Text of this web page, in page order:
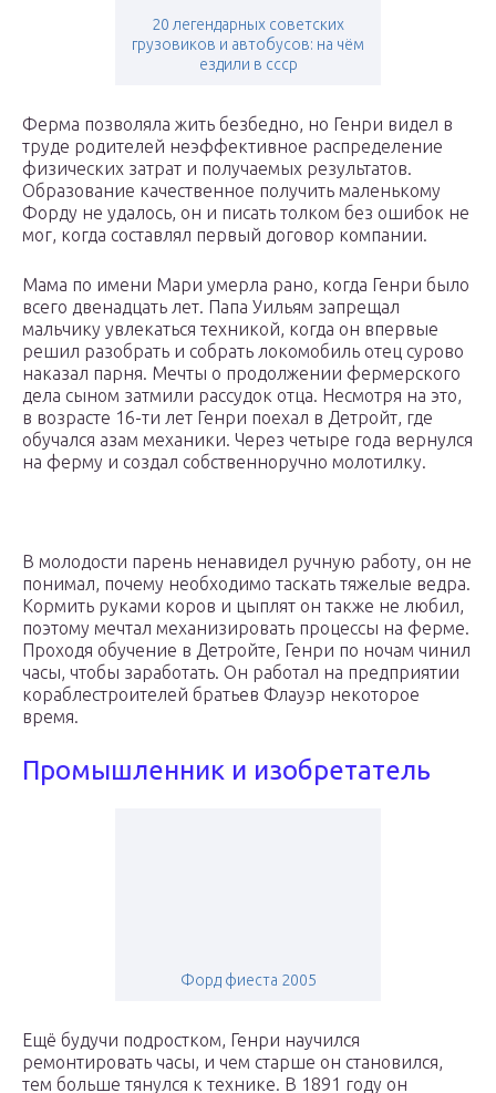
20 легендарных советских
грузовиков и автобусов: на чём
ездили в ссср
Ферма позволяла жить безбедно, но Генри видел в
труде родителей неэффективное распределение
физических затрат и получаемых результатов.
Образование качественное получить маленькому
Форду не удалось, он и писать толком без ошибок не
мог, когда составлял первый договор компании.
Мама по имени Мари умерла рано, когда Генри было
всего двенадцать лет. Папа Уильям запрещал
мальчику увлекаться техникой, когда он впервые
решил разобрать и собрать локомобиль отец сурово
наказал парня. Мечты о продолжении фермерского
дела сыном затмили рассудок отца. Несмотря на это,
в возрасте 16-ти лет Генри поехал в Детройт, где
обучался азам механики. Через четыре года вернулся
на ферму и создал собственноручно молотилку.
В молодости парень ненавидел ручную работу, он не
понимал, почему необходимо таскать тяжелые ведра.
Кормить руками коров и цыплят он также не любил,
поэтому мечтал механизировать процессы на ферме.
Проходя обучение в Детройте, Генри по ночам чинил
часы, чтобы заработать. Он работал на предприятии
кораблестроителей братьев Флауэр некоторое
время.
Промышленник и изобретатель
Форд фиеста 2005
Ещё будучи подростком, Генри научился
ремонтировать часы, и чем старше он становился,
тем больше тянулся к технике. В 1891 году он